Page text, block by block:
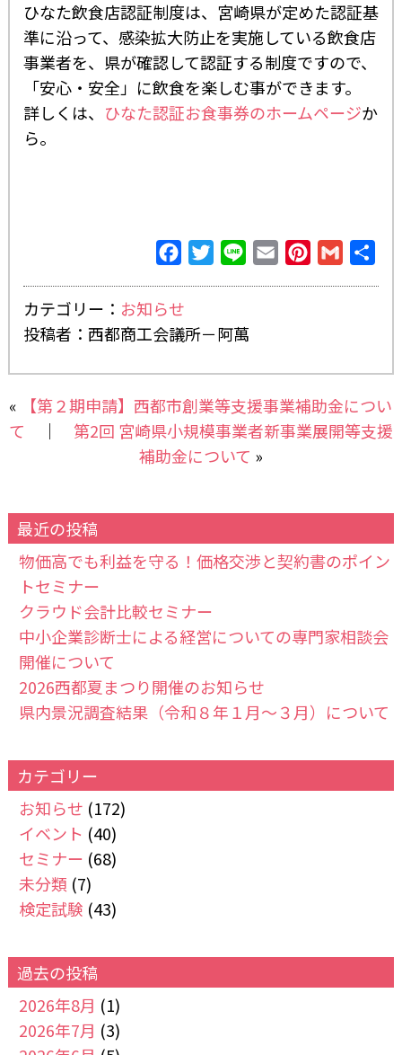
ひなた飲食店認証制度は、宮崎県が定めた認証基
準に沿って、感染拡大防止を実施している飲食店
事業者を、県が確認して認証する制度ですので、
「安心・安全」に飲食を楽しむ事ができます。
詳しくは、 ひなた認証お食事券のホームページか
ら。
FacebookTwitterLine Email Pinterest
Gmail
カテゴリー： お知らせ
投稿者：西都商工会議所－阿萬
«
【第２期申請】西都市創業等支援事業補助金につい
て ｜ 第2回 宮崎県小規模事業者新事業展開等支援
補助金について »
最近の投稿
物価高でも利益を守る！価格交渉と契約書のポイン
トセミナー
クラウド会計比較セミナー
中小企業診断士による経営についての専門家相談会
開催について
2026西都夏まつり開催のお知らせ
県内景況調査結果（令和８年１月～３月）について
カテゴリー
お知らせ (172)
イベント (40)
セミナー (68)
未分類 (7)
検定試験 (43)
過去の投稿
2026年8月 (1)
2026年7月 (3)